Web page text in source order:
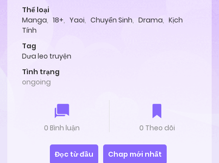
Thể loại
Manga, 18+, Yaoi, Chuyển Sinh, Drama, Kịch
Tính
Tag
Dưa leo truyện
Tình trạng
ongoing
0 Bình luận 0 Theo dõi
Đọc từ đầu Chap mới nhất